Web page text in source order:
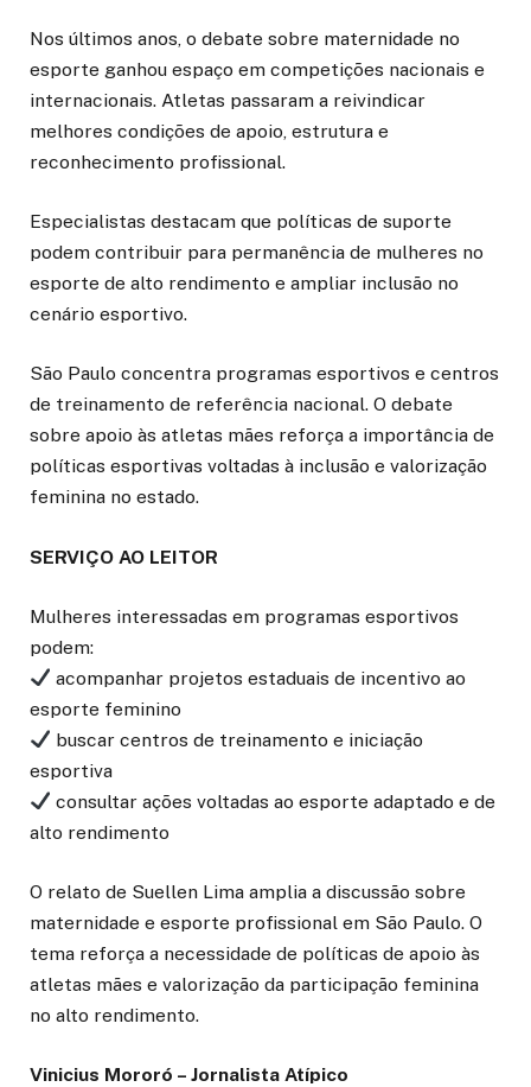
Nos últimos anos, o debate sobre maternidade no
esporte ganhou espaço em competições nacionais e
internacionais. Atletas passaram a reivindicar
melhores condições de apoio, estrutura e
reconhecimento profissional.
Especialistas destacam que políticas de suporte
podem contribuir para permanência de mulheres no
esporte de alto rendimento e ampliar inclusão no
cenário esportivo.
São Paulo concentra programas esportivos e centros
de treinamento de referência nacional. O debate
sobre apoio às atletas mães reforça a importância de
políticas esportivas voltadas à inclusão e valorização
feminina no estado.
SERVIÇO AO LEITOR
Mulheres interessadas em programas esportivos
podem:
acompanhar projetos estaduais de incentivo ao
esporte feminino
buscar centros de treinamento e iniciação
esportiva
consultar ações voltadas ao esporte adaptado e de
alto rendimento
O relato de Suellen Lima amplia a discussão sobre
maternidade e esporte profissional em São Paulo. O
tema reforça a necessidade de políticas de apoio às
atletas mães e valorização da participação feminina
no alto rendimento.
Vinicius Mororó – Jornalista Atípico